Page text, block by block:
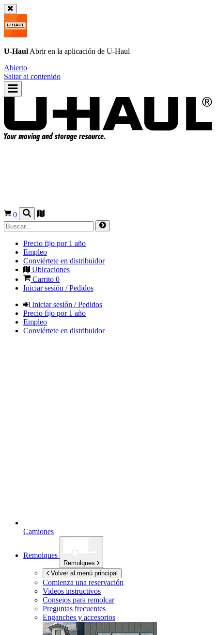
U-Haul Abrir en la aplicación de U-Haul
Abierto
Saltar al contenido
0
Precio fijo por 1 año
Empleo
Conviértete en distribuidor
Ubicaciones
Carrito 0
Iniciar sesión / Pedidos
Iniciar sesión / Pedidos
Precio fijo por 1 año
Empleo
Conviértete en distribuidor
Camiones
Remolques
Remolques
Volver al menú principal
Comienza una reservación
Videos instructivos
Consejos para remolcar
Preguntas frecuentes
Enganches y accesorios